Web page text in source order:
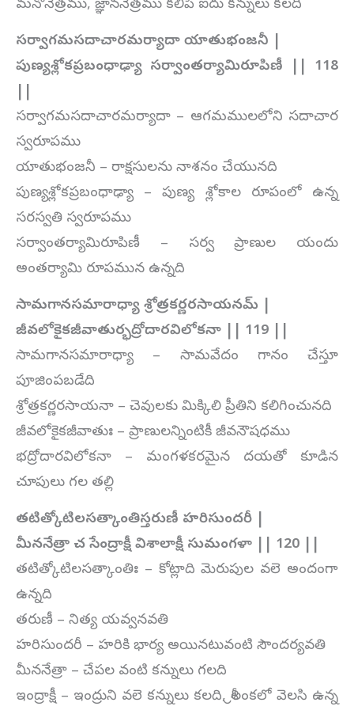
మనోనేత్రము, జ్ఞాననేత్రము కలిపి ఐదు కన్నులు కలది
సర్వాగమసదాచారమర్యాదా యాతుభంజనీ |
పుణ్యశ్లోకప్రబంధాఢ్యా సర్వాంతర్యామిరూపిణీ || 118
సర్వాగమసదాచారమర్యాదా – ఆగమములలోని సదాచార
స్వరూపము
యాతుభంజనీ – రాక్షసులను నాశనం చేయునది
పుణ్యశ్లోకప్రబంధాఢ్యా – పుణ్య శ్లోకాల రూపంలో ఉన్న
సరస్వతి స్వరూపము
సర్వాంతర్యామిరూపిణీ – సర్వ ప్రాణుల యందు
అంతర్యామి రూపమున ఉన్నది
సామగానసమారాధ్యా శ్రోత్రకర్ణరసాయనమ్ |
జీవలోకైకజీవాతుర్భద్రోదారవిలోకనా || 119 ||
సామగానసమారాధ్యా – సామవేదం గానం చేస్తూ
పూజింపబడేది
శ్రోత్రకర్ణరసాయనా – చెవులకు మిక్కిలి ప్రీతిని కలిగించునది
జీవలోకైకజీవాతుః – ప్రాణులన్నింటికీ జీవనౌషధము
భద్రోదారవిలోకనా – మంగళకరమైన దయతో కూడిన
చూపులు గల తల్లి
తటిత్కోటిలసత్కాంతిస్తరుణీ హరిసుందరీ |
మీననేత్రా చ సేంద్రాక్షీ విశాలాక్షీ సుమంగళా || 120 ||
తటిత్కోటిలసత్కాంతిః – కోట్లాది మెరుపుల వలె అందంగా
ఉన్నది
తరుణీ – నిత్య యవ్వనవతి
హరిసుందరీ – హరికి భార్య అయినటువంటి సౌందర్యవతి
మీననేత్రా – చేపల వంటి కన్నులు గలది
ఇంద్రాక్షీ – ఇంద్రుని వలె కన్నులు కలది, శ్రీలంకలో వెలసి ఉన్న